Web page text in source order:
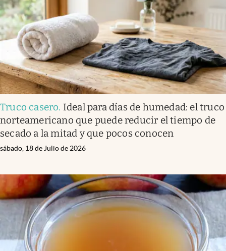
Truco casero. Ideal para días de humedad: el truco
norteamericano que puede reducir el tiempo de
secado a la mitad y que pocos conocen
sábado, 18 de Julio de 2026